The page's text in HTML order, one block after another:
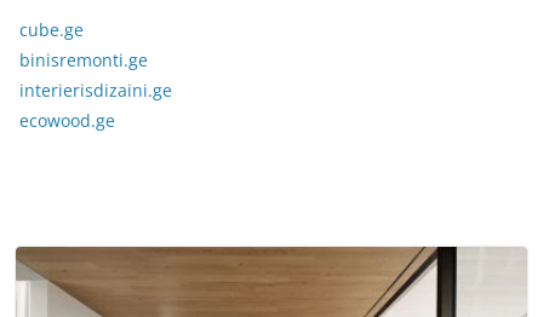
cube.ge
binisremonti.ge
interierisdizaini.ge
ecowood.ge